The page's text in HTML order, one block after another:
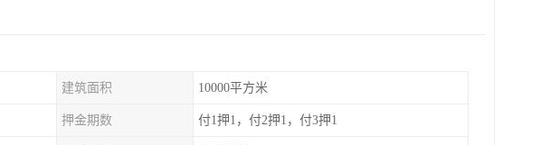
建筑面积 10000平方米
押金期数 付1押1，付2押1，付3押1